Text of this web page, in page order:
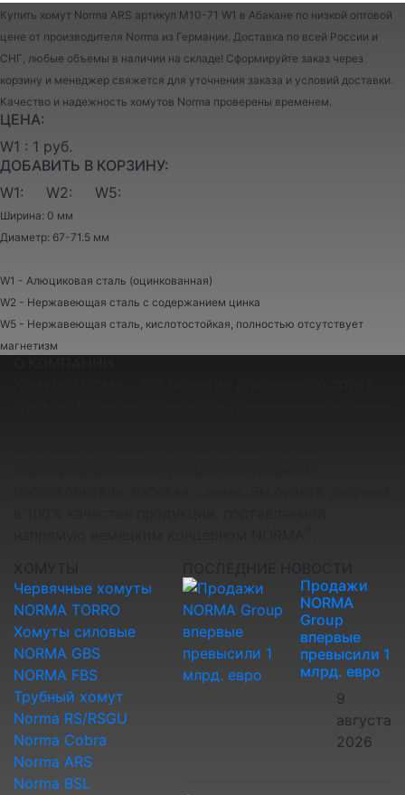
Купить хомут Norma ARS артикул M10-71 W1 в Абакане по низкой оптовой
цене от производителя Norma из Германии. Доставка по всей России и
СНГ, любые объемы в наличии на складе! Сформируйте заказ через
корзину и менеджер свяжется для уточнения заказа и условий доставки.
Качество и надежность хомутов Norma проверены временем.
ЦЕНА:
W1 : 1 руб.
ДОБАВИТЬ В КОРЗИНУ:
W1:
W2: W5:
Ширина: 0 мм
Диаметр: 67-71.5 мм
W1 - Алюциковая сталь (оцинкованная)
W2 - Нержавеющая сталь с содержанием цинка
W5 - Нержавеющая сталь, кислотостойкая, полностью отсутствует
магнетизм
Червячные хомуты
NORMA TORRO
Хомуты силовые
NORMA GBS
NORMA FBS
Трубный хомут
Norma RS/RSGU
Norma Cobra
Norma ARS
Norma BSL
Продажи
NORMA
Group
впервые
превысили 1
млрд. евро
9
августа
2026